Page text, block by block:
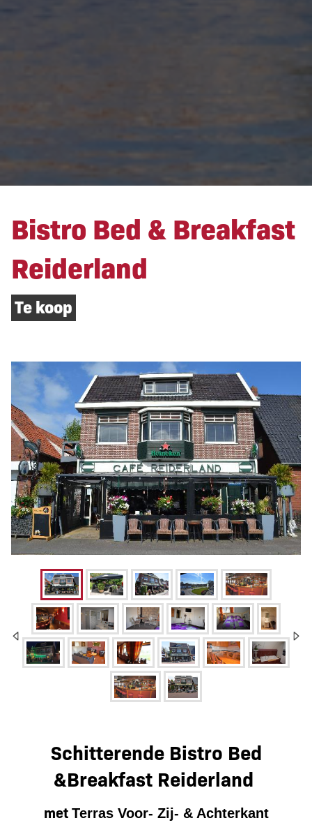
Bistro Bed & Breakfast
Reiderland
Te koop
Bistro Bed & Breakfast
Reiderland
Schitterende Bistro Bed
&Breakfast Reiderland
met Terras Voor- Zij- & Achterkant